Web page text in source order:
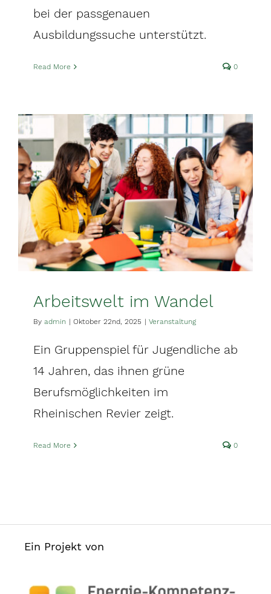
bei der passgenauen
Ausbildungssuche unterstützt.
Read More 0
Arbeitswelt im Wandel
By admin | Oktober 22nd, 2025 | Veranstaltung
Ein Gruppenspiel für Jugendliche ab
14 Jahren, das ihnen grüne
Berufsmöglichkeiten im
Rheinischen Revier zeigt.
Read More 0
Ein Projekt von